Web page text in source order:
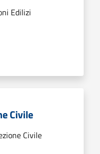
Edilizi
Civile
Civile